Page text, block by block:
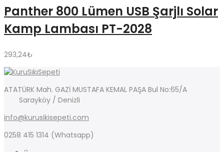
Panther 800 Lümen USB Şarjlı Solar
Kamp Lambası PT-2028
293,24₺
ATATÜRK Mah. GAZİ MUSTAFA KEMAL PAŞA Bul No:65/A
Sarayköy / Denizli
info@kurusikisepeti.com
0258 415 1314 (Whatsapp)